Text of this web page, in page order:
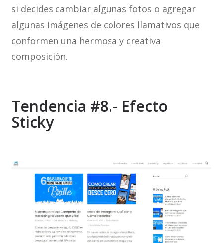
si decides cambiar algunas fotos o agregar
algunas imágenes de colores llamativos que
conformen una hermosa y creativa
composición.
Tendencia #8.- Efecto
Sticky